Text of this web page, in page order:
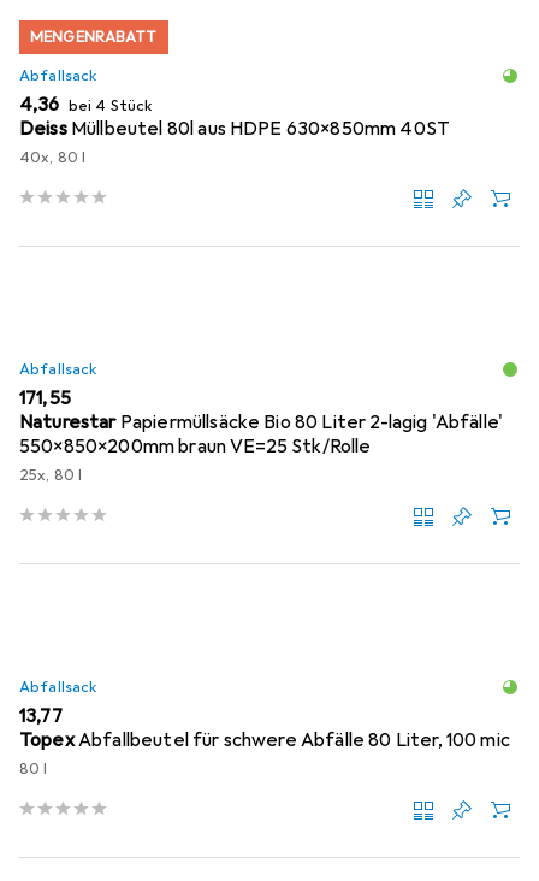
MENGENRABATT
Abfallsack
EUR
4,36 bei 4 Stück
Deiss Müllbeutel 80l aus HDPE 630x850mm 40ST
40x, 80 l
Abfallsack
EUR
171,55
Naturestar Papiermüllsäcke Bio 80 Liter 2-lagig 'Abfälle'
550x850x200mm braun VE=25 Stk/Rolle
25x, 80 l
Abfallsack
EUR
13,77
TopexAbfallbeutel für schwere Abfälle 80 Liter, 100 mic
80 l